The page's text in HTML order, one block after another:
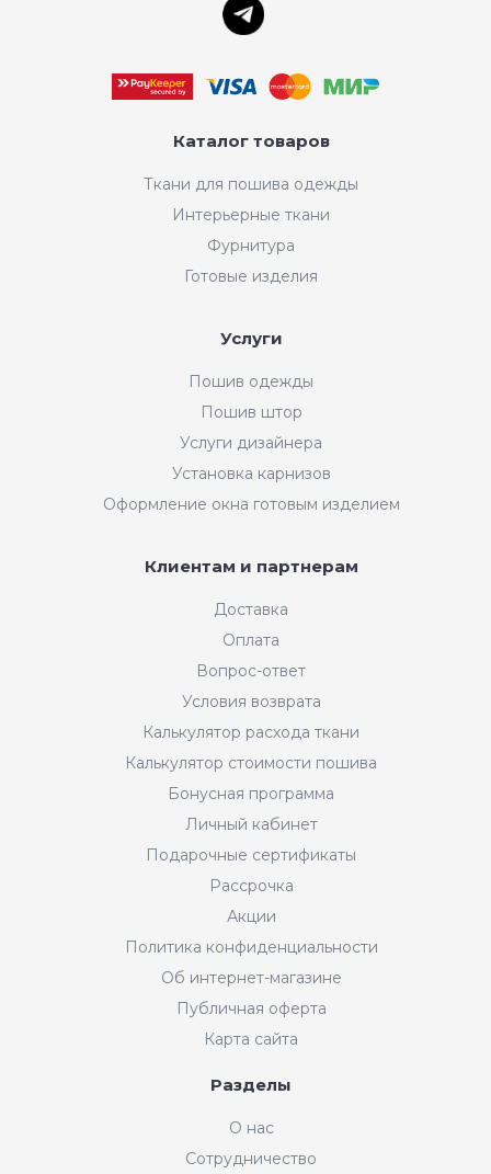
Каталог товаров
Ткани для пошива одежды
Интерьерные ткани
Фурнитура
Готовые изделия
Услуги
Пошив одежды
Пошив штор
Услуги дизайнера
Установка карнизов
Оформление окна готовым изделием
Клиентам и партнерам
Доставка
Оплата
Вопрос-ответ
Условия возврата
Калькулятор расхода ткани
Калькулятор стоимости пошива
Бонусная программа
Личный кабинет
Подарочные сертификаты
Рассрочка
Акции
Политика конфиденциальности
Об интернет-магазине
Публичная оферта
Карта сайта
Разделы
О нас
Сотрудничество